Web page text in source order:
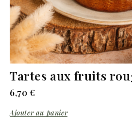
Tartes aux fruits
6,70 €
Ajouter au panier